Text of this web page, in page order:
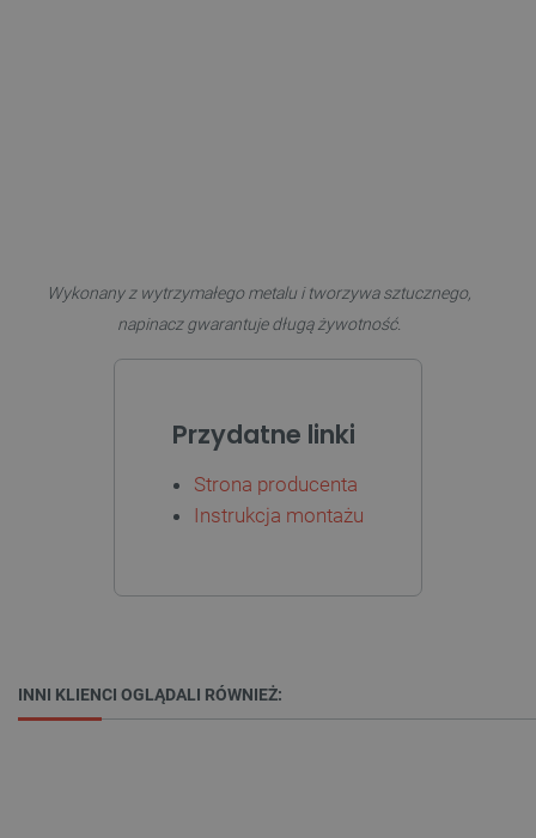
Wykonany z wytrzymałego metalu i tworzywa sztucznego,
napinacz gwarantuje długą żywotność.
Przydatne linki
Strona producenta
Instrukcja montażu
INNI KLIENCI OGLĄDALI RÓWNIEŻ:
jak logowanie użytkownika i zarządzanie kontem.
Bez niezbędnych plików cookie nie można
prawidłowo korzystać ze strony internetowej.
PrestaShop-[abcdef0123456789]{32}